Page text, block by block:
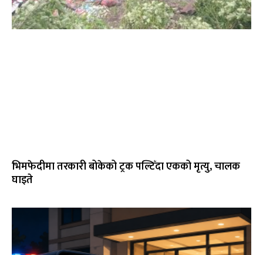
भिमफेदीमा तरकारी बोकेको ट्रक पल्टिँदा एकको मृत्यु, चालक
घाइते